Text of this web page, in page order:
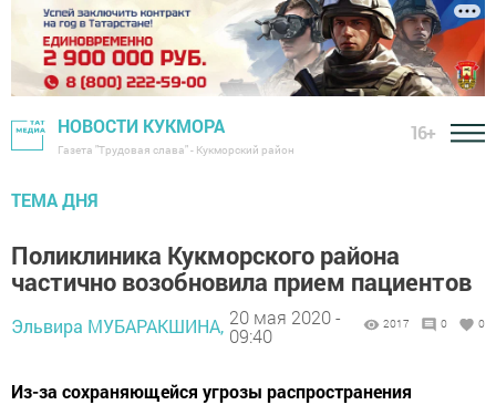
НОВОСТИ КУКМОРА
Газета "Трудовая слава" - Кукморский район
16+
ТЕМА ДНЯ
Поликлиника Кукморского района
частично возобновила прием пациентов
Эльвира МУБАРАКШИНА, 20 мая 2020 -
09:40
2017 0 0
Из-за сохраняющейся угрозы распространения